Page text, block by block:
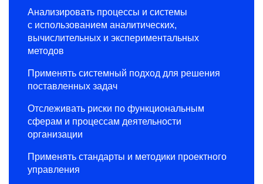
Анализировать процессы и системы
с использованием аналитических,
вычислительных и экспериментальных
методов
Применять системный подход для решения
поставленных задач
Отслеживать риски по функциональным
сферам и процессам деятельности
организации
Применять стандарты и методики проектного
управления